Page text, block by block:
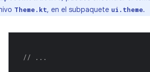
Theme.kt, en el subpaquete ui.theme.
// ...